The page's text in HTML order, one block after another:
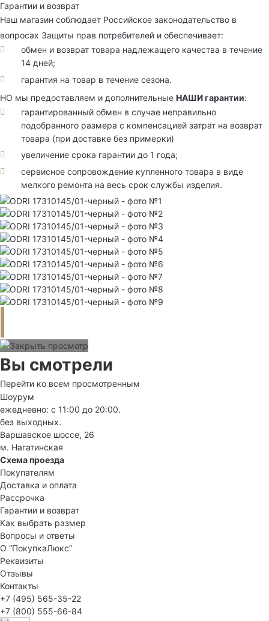
Гарантии и возврат
Наш магазин соблюдает Российское законодательство в
вопросах Защиты прав потребителей и обеспечивает:
обмен и возврат товара надлежащего качества в течение
14 дней;
гарантия на товар в течение сезона.
НО мы предоставляем и дополнительные НАШИ гарантии:
гарантированный обмен в случае неправильно
подобранного размера с компенсацией затрат на возврат
товара (при доставке без примерки)
увеличение срока гарантии до 1 года;
сервисное сопровождение купленного товара в виде
мелкого ремонта на весь срок службы изделия.
Вы смотрели
Перейти ко всем просмотренным
Шоурум
ежедневно: с 11:00 до 20:00.
без выходных.
Варшавское шоссе, 26
м. Нагатинская
Схема проезда
Покупателям
Доставка и оплата
Рассрочка
Гарантии и возврат
Как выбрать размер
Вопросы и ответы
О “ПокупкаЛюкс”
Реквизиты
Отзывы
Контакты
+7 (495) 565-35-22
+7 (800) 555-66-84